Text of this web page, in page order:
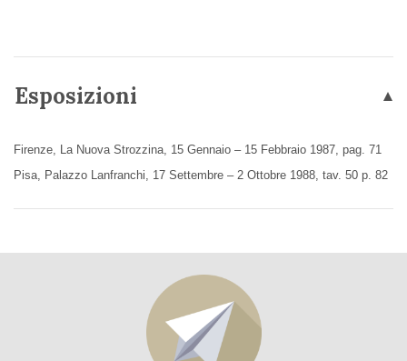
Esposizioni
Firenze, La Nuova Strozzina, 15 Gennaio – 15 Febbraio 1987, pag. 71
Pisa, Palazzo Lanfranchi, 17 Settembre – 2 Ottobre 1988, tav. 50 p. 82